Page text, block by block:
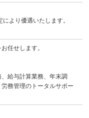
により優遇いたします。
任せします。
給与計算業務、年末調
務管理のトータルサポー